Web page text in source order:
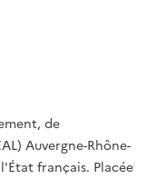
de
Auvergne-Rhône-
français. Placée